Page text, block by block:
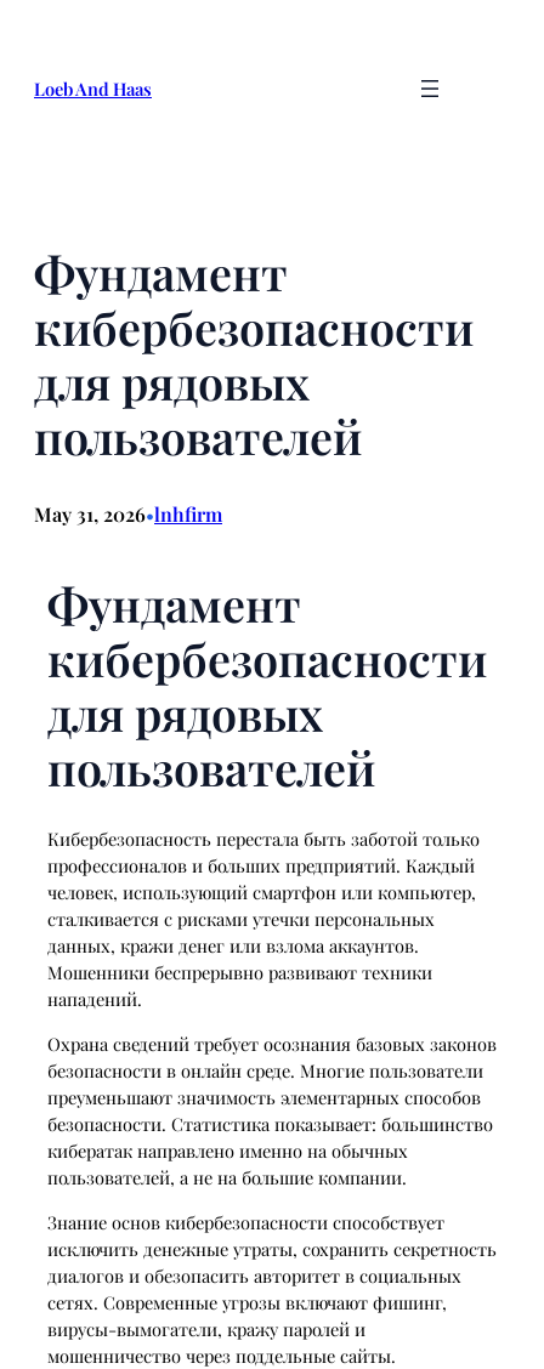
content
Loeb And Haas
Фундамент
кибербезопасности
для рядовых
пользователей
May 31, 2026•lnhfirm
Фундамент
кибербезопасности
для рядовых
пользователей
Кибербезопасность перестала быть заботой только
профессионалов и больших предприятий. Каждый
человек, использующий смартфон или компьютер,
сталкивается с рисками утечки персональных
данных, кражи денег или взлома аккаунтов.
Мошенники беспрерывно развивают техники
нападений.
Охрана сведений требует осознания базовых законов
безопасности в онлайн среде. Многие пользователи
преуменьшают значимость элементарных способов
безопасности. Статистика показывает: большинство
кибератак направлено именно на обычных
пользователей, а не на большие компании.
Знание основ кибербезопасности способствует
исключить денежные утраты, сохранить секретность
диалогов и обезопасить авторитет в социальных
сетях. Современные угрозы включают фишинг,
вирусы-вымогатели, кражу паролей и
мошенничество через поддельные сайты.